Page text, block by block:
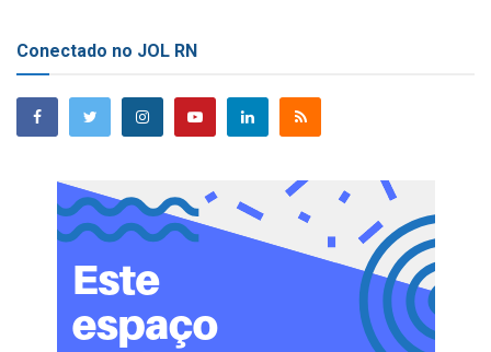
Conectado no JOL RN